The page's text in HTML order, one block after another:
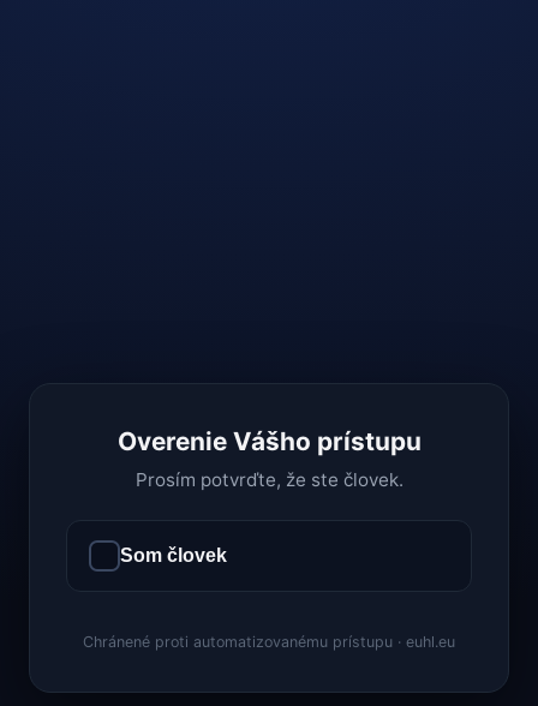
Overenie Vášho prístupu
Prosím potvrďte, že ste človek.
Som človek
Chránené proti automatizovanému prístupu · euhl.eu